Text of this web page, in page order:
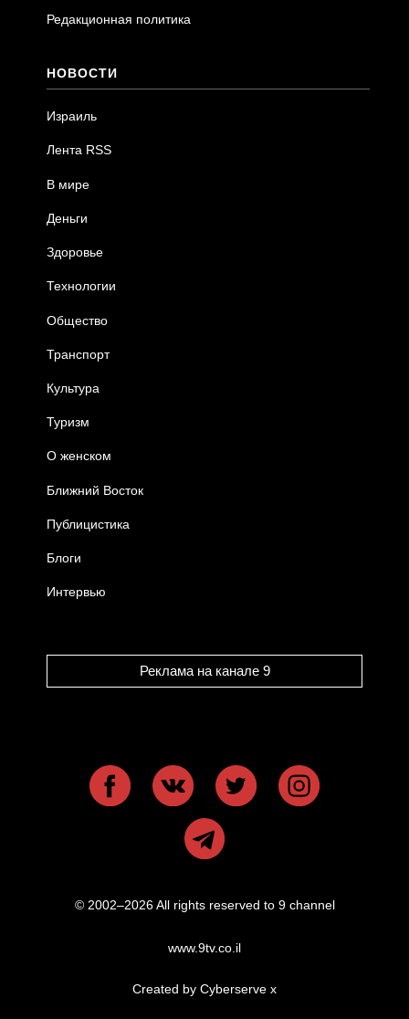
Редакционная политика
НОВОСТИ
Израиль
Лента RSS
В мире
Деньги
Здоровье
Технологии
Общество
Транспорт
Культура
Туризм
О женском
Ближний Восток
Публицистика
Блоги
Интервью
Реклама на канале 9
© 2002–2026 All rights reserved to 9 channel
www.9tv.co.il
Created by Cyberserve x